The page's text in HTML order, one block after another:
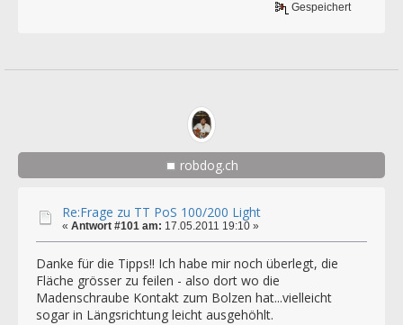
Gespeichert
robdog.ch
Re:Frage zu TT PoS 100/200 Light
« Antwort #101 am: 17.05.2011 19:10 »
Danke für die Tipps!! Ich habe mir noch überlegt, die
Fläche grösser zu feilen - also dort wo die
Madenschraube Kontakt zum Bolzen hat...vielleicht
sogar in Längsrichtung leicht ausgehöhlt.